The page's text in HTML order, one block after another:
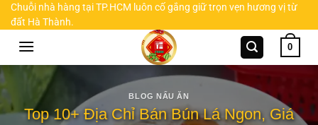
Chuyển
đến
Chuỗi nhà hàng tại TP.HCM luôn cố gắng giữ trọn vẹn hương vị từ
đất Hà Thành.
0
BLOG NẤU ĂN
Top 10+ Địa Chỉ Bán Bún Lá Ngon, Giá